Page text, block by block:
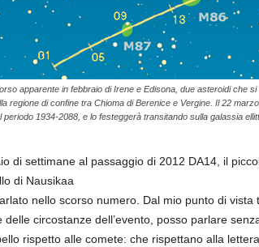
apparente in febbraio di Irene e Edisona, due asteroidi che
regione di confine tra Chioma di Berenice e Vergine. Il 22
periodo 1934-2088, e lo festeggerà transitando sulla galassia
di settimane al passaggio di 2012 DA14, il
di Nausikaa
nello scorso numero. Dal mio punto di
circostanze dell’evento, posso parlare
rispetto alle comete: che rispettano alla